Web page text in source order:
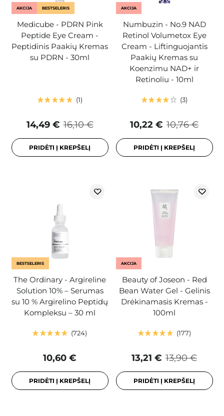
AKCIJA BESTSELERIS
Medicube - PDRN Pink
Peptide Eye Cream -
Peptidinis Paakių Kremas
su PDRN - 30ml
1
16,10 €
14,49 €
PRIDĖTI Į KREPŠELĮ
AKCIJA
Numbuzin - No.9 NAD
Retinol Volumetox Eye
Cream - Liftinguojantis
Paakių Kremas su
Koenzimu NAD+ ir
Retinoliu - 10ml
3
10,76 €
10,22 €
PRIDĖTI Į KREPŠELĮ
BESTSELERIS
The Ordinary - Argireline
Solution 10% – Serumas
su 10 % Argirelino Peptidų
Kompleksu – 30 ml
724
10,60 €
PRIDĖTI Į KREPŠELĮ
AKCIJA
Beauty of Joseon - Red
Bean Water Gel - Gelinis
Drėkinamasis Kremas -
100ml
177
13,90 €
13,21 €
PRIDĖTI Į KREPŠELĮ